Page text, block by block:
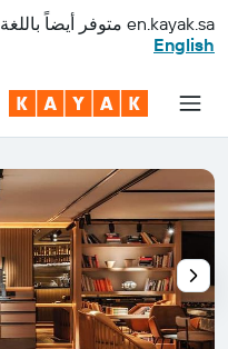
en.kayak.sa متوفر أيضاً باللغة
English